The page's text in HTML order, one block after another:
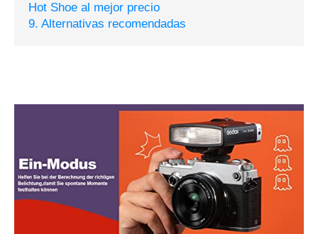
Hot Shoe al mejor precio
9. Alternativas recomendadas